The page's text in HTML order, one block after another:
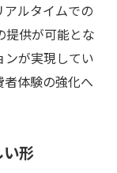
果
ド
活用事例を
ディング
ルタイムでの
提供が可能とな
ンが実現してい
者体験の強化へ
形